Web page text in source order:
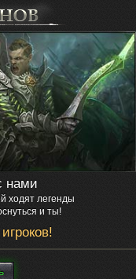
нами
ходят легенды
и ты!